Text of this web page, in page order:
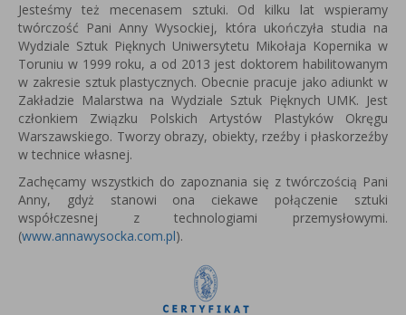
Jesteśmy też mecenasem sztuki. Od kilku lat wspieramy
twórczość Pani Anny Wysockiej, która ukończyła studia na
Wydziale Sztuk Pięknych Uniwersytetu Mikołaja Kopernika w
Toruniu w 1999 roku, a od 2013 jest doktorem habilitowanym
w zakresie sztuk plastycznych. Obecnie pracuje jako adiunkt w
Zakładzie Malarstwa na Wydziale Sztuk Pięknych UMK. Jest
członkiem Związku Polskich Artystów Plastyków Okręgu
Warszawskiego. Tworzy obrazy, obiekty, rzeźby i płaskorzeźby
w technice własnej.
Zachęcamy wszystkich do zapoznania się z twórczością Pani
Anny, gdyż stanowi ona ciekawe połączenie sztuki
współczesnej z technologiami przemysłowymi.
(www.annawysocka.com.pl).